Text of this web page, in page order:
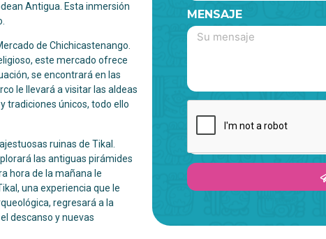
Antigua. Esta inmersión
de Chichicastenango.
este mercado ofrece
se encontrará en las
le llevará a visitar las aldeas
tradiciones únicos, todo ello
ruinas de Tikal.
las antiguas pirámides
hora de la mañana le
una experiencia que le
regresará a la
descanso y nuevas
MENSAJE